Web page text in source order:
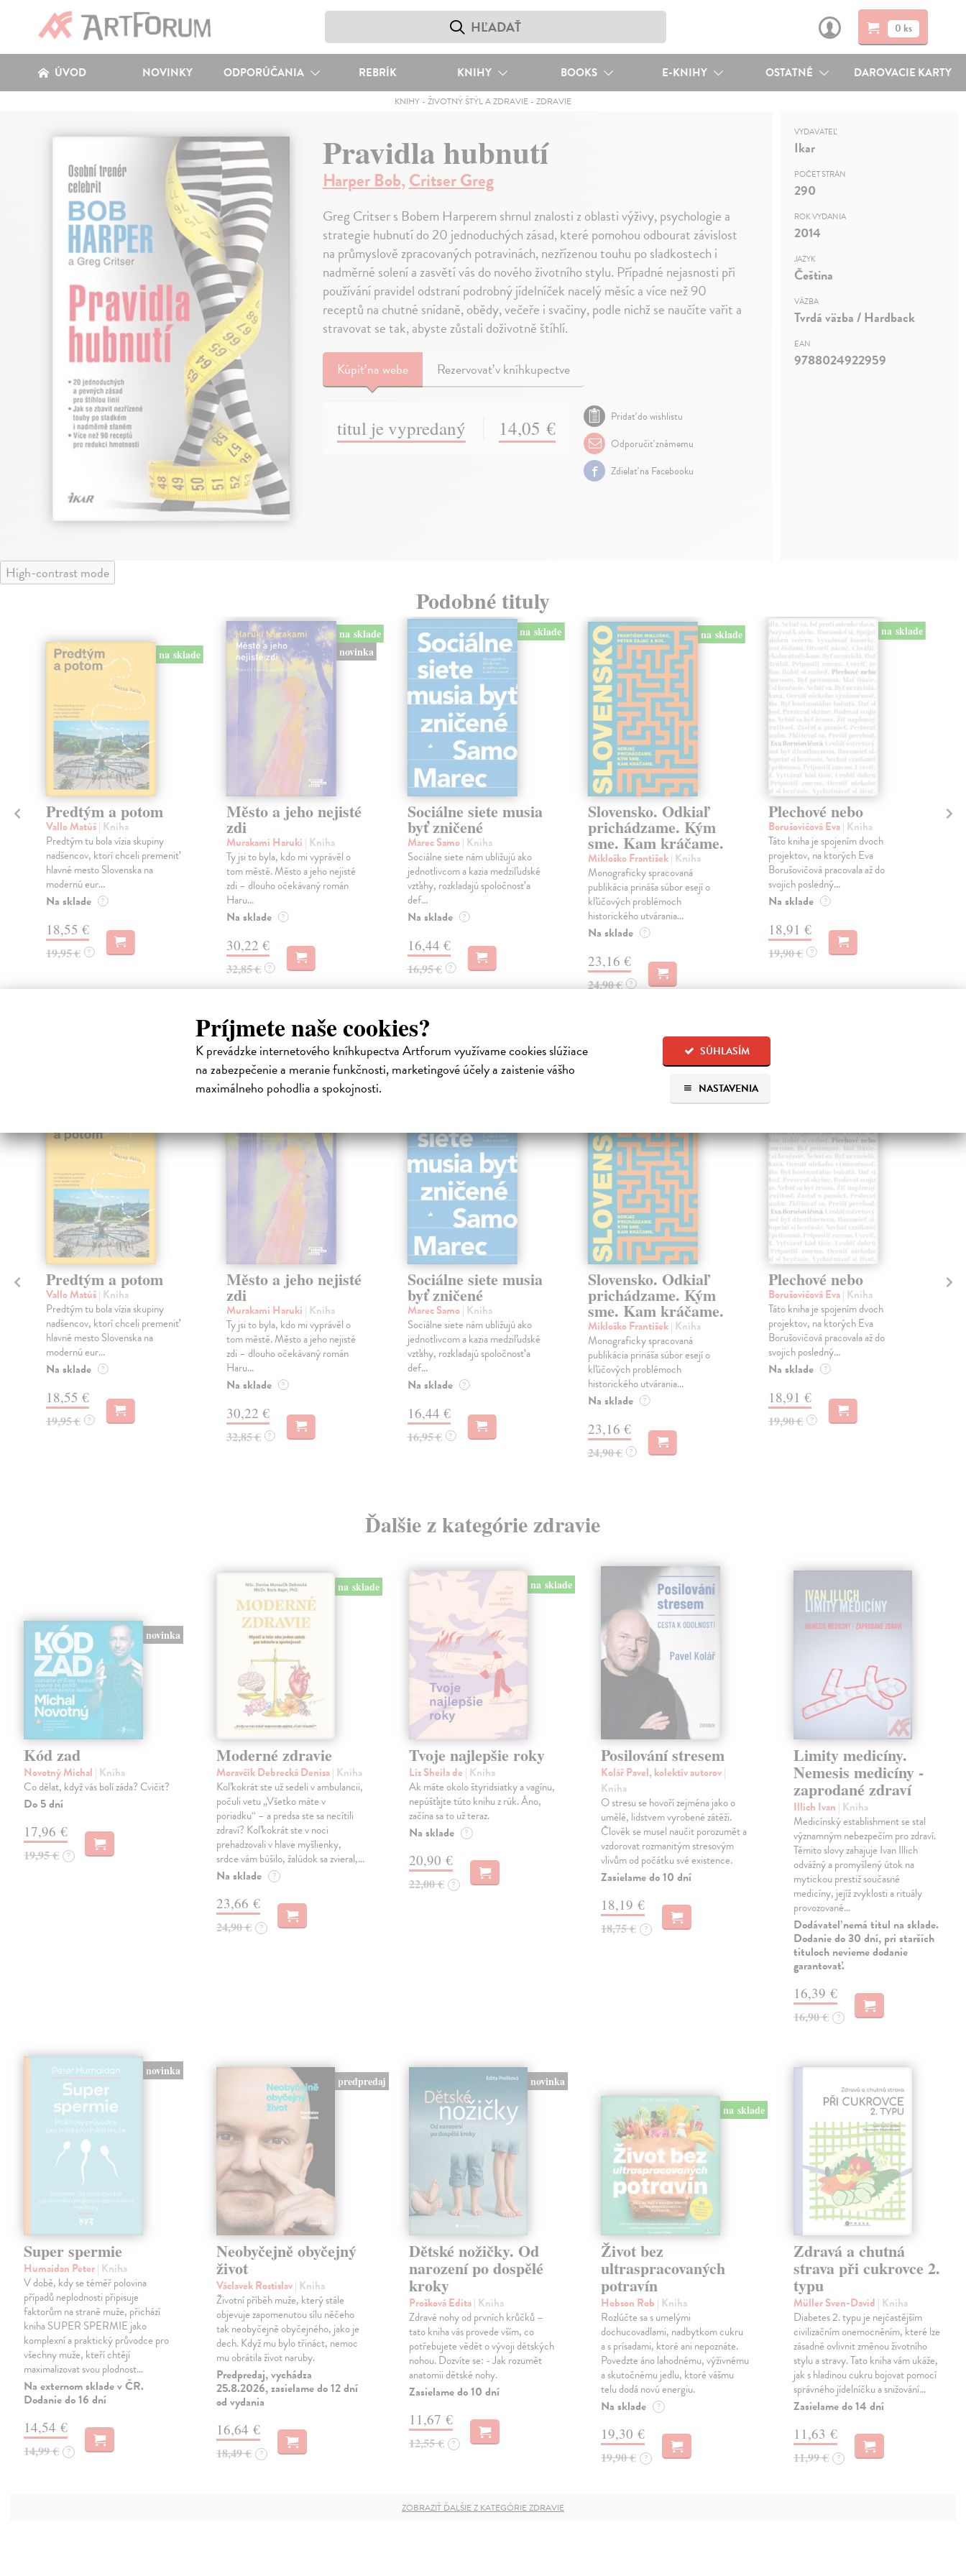
Príjmete naše cookies?
K prevádzke internetového kníhkupectva Artforum využívame cookies slúžiace
na zabezpečenie a meranie funkčnosti, marketingové účely a zaistenie vášho
maximálneho pohodlia a spokojnosti.
SÚHLASÍM
NASTAVENIA
0 ks
ÚVOD NOVINKY ODPORÚČANIA REBRÍK KNIHY BOOKS E-KNIHY OSTATNÉ DAROVACIE KARTY
KNIHY- ŽIVOTNÝ ŠTÝL A ZDRAVIE- ZDRAVIE
Pravidla hubnutí
Harper Bob,Critser Greg
Greg Critser s Bobem Harperem shrnul znalosti z oblasti výživy, psychologie a
strategie hubnutí do 20 jednoduchých zásad, které pomohou odbourat závislost
na průmyslově zpracovaných potravinách, nezřízenou touhu po sladkostech i
nadměrné solení a zasvětí vás do nového životního stylu. Případné nejasnosti při
používání pravidel odstraní podrobný jídelníček nacelý měsíc a více než 90
receptů na chutné snídaně, obědy, večeře i svačiny, podle nichž se naučíte vařit a
stravovat se tak, abyste zůstali doživotně štíhlí.
Kúpiťna webe Rezervovať v kníhkupectve
titul je vypredaný 14,05 €
Pridať do wishlistu
Odporučiť známemu
Zdielať na Facebooku
VYDAVATEĽ
Ikar
POČET STRÁN
290
ROK VYDANIA
2014
JAZYK
Čeština
VÄZBA
Tvrdá väzba / Hardback
EAN
9788024922959
High-contrast mode
Podobné tituly
na sklade
Predtým a potom
Vallo Matúš| Kniha
Predtým tu bola vízia skupiny
nadšencov, ktorí chceli premeniť
hlavné mesto Slovenska na
modernú eur...
Na sklade ?
18,55 €
19,95 € ?
na sklade
novinka
Město a jeho nejisté
zdi
Murakami Haruki | Kniha
Ty jsi to byla, kdo mi vyprávěl o
tom městě. Město a jeho nejisté
zdi – dlouho očekávaný román
Haru...
Na sklade ?
30,22 €
32,85 € ?
na sklade
Sociálne siete musia
byť zničené
Marec Samo| Kniha
Sociálne siete nám ubližujú ako
jednotlivcom a kazia medziľudské
vzťahy, rozkladajú spoločnosť a
def...
Na sklade ?
16,44 €
16,95 € ?
na sklade
Slovensko. Odkiaľ
prichádzame. Kým
sme. Kam kráčame.
Mikloško František| Kniha
Monograficky spracovaná
publikácia prináša súbor esejí o
kľúčových problémoch
historického utvárania...
Na sklade ?
23,16 €
24,90 € ?
na sklade
Plechové nebo
Borušovičová Eva| Kniha
Táto kniha je spojením dvoch
projektov, na ktorých Eva
Borušovičová pracovala až do
svojich posledný...
Na sklade ?
18,91 €
19,90 € ?
Čitatelia s podobným vkusom si kúpili aj:
Predtým a potom
Vallo Matúš| Kniha
Predtým tu bola vízia skupiny
nadšencov, ktorí chceli premeniť
hlavné mesto Slovenska na
modernú eur...
Na sklade ?
18,55 €
19,95 € ?
Město a jeho nejisté
zdi
Murakami Haruki | Kniha
Ty jsi to byla, kdo mi vyprávěl o
tom městě. Město a jeho nejisté
zdi – dlouho očekávaný román
Haru...
Na sklade ?
30,22 €
32,85 € ?
Sociálne siete musia
byť zničené
Marec Samo| Kniha
Sociálne siete nám ubližujú ako
jednotlivcom a kazia medziľudské
vzťahy, rozkladajú spoločnosť a
def...
Na sklade ?
16,44 €
16,95 € ?
na sklade
Slovensko. Odkiaľ
prichádzame. Kým
sme. Kam kráčame.
Mikloško František| Kniha
Monograficky spracovaná
publikácia prináša súbor esejí o
kľúčových problémoch
historického utvárania...
Na sklade ?
23,16 €
24,90 € ?
Plechové nebo
Borušovičová Eva| Kniha
Táto kniha je spojením dvoch
projektov, na ktorých Eva
Borušovičová pracovala až do
svojich posledný...
Na sklade ?
18,91 €
19,90 € ?
Ďalšie z kategórie zdravie
novinka
Kód zad
Novotný Michal | Kniha
Co dělat, když vás bolí záda? Cvičit?
Do 5 dní
17,96 €
19,95 € ?
na sklade
Moderné zdravie
Moravčík Debrecká Denisa| Kniha
Koľkokrát ste už sedeli v ambulancii,
počuli vetu „Všetko máte v
poriadku“ – a predsa ste sa necítili
zdraví? Koľkokrát ste v noci
prehadzovali v hlave myšlienky,
srdce vám búšilo, žalúdok sa zvieral,…
Na sklade ?
23,66 €
24,90 € ?
na sklade
Tvoje najlepšie roky
Liz Sheila de | Kniha
Ak máte okolo štyridsiatky a vagínu,
nepúšťajte túto knihu z rúk. Áno,
začína sa to už teraz.
Na sklade ?
20,90 €
22,00 € ?
Posilování stresem
Kolář Pavel, kolektív autorov|
Kniha
O stresu se hovoří zejména jako o
umělé, lidstvem vyrobené zátěži.
Člověk se musel naučit porozumět a
vzdorovat rozmanitým stresovým
vlivům od počátku své existence.
Zasielame do 10 dní
18,19 €
18,75 € ?
Limity medicíny.
Nemesis medicíny -
zaprodané zdraví
Illich Ivan | Kniha
Medicínský establishment se stal
významným nebezpečím pro zdraví.
Těmito slovy zahajuje Ivan Illich
odvážný a promyšlený útok na
mytickou prestiž současné
medicíny, jejíž zvyklosti a rituály
provozované…
Dodávateľ nemá titul na sklade.
Dodanie do 30 dní, pri starších
tituloch nevieme dodanie
garantovať.
16,39 €
16,90 € ?
novinka
Super spermie
Humaidan Peter| Kniha
V době, kdy se téměř polovina
případů neplodnosti připisuje
faktorům na straně muže, přichází
kniha SUPER SPERMIE jako
komplexní a praktický průvodce pro
všechny muže, kteří chtějí
maximalizovat svou plodnost…
Na externom sklade v ČR.
Dodanie do 16 dní
14,54 €
14,99 € ?
predpredaj
Neobyčejně obyčejný
život
Václavek Rostislav| Kniha
Životní příběh muže, který stále
objevuje zapomenutou sílu něčeho
tak neobyčejně obyčejného, jako je
dech. Když mu bylo třináct, nemoc
mu obrátila život naruby.
Predpredaj, vychádza
25.8.2026, zasielame do 12 dní
od vydania
16,64 €
18,49 € ?
novinka
Dětské nožičky. Od
narození po dospělé
kroky
Prošková Edita| Kniha
Zdravé nohy od prvních krůčků –
tato kniha vás provede vším, co
potřebujete vědět o vývoji dětských
nohou. Dozvíte se: - Jak rozumět
anatomii dětské nohy.
Zasielame do 10 dní
11,67 €
12,55 € ?
na sklade
Život bez
ultraspracovaných
potravín
Hobson Rob | Kniha
Rozlúčte sa s umelými
dochucovadlami, nadbytkom cukru
a s prísadami, ktoré ani nepoznáte.
Povedzte áno lahodnému, výživnému
a skutočnému jedlu, ktoré vášmu
telu dodá novú energiu.
Na sklade ?
19,30 €
19,90 € ?
Zdravá a chutná
strava při cukrovce 2.
typu
Müller Sven-David | Kniha
Diabetes 2. typu je nejčastějším
civilizačním onemocněním, které lze
zásadně ovlivnit změnou životního
stylu a stravy. Tato kniha vám ukáže,
jak s hladinou cukru bojovat pomocí
správného jídelníčku a snižování…
Zasielame do 14 dní
11,63 €
11,99 € ?
ZOBRAZIŤ ĎALŠIE Z KATEGÓRIE ZDRAVIE